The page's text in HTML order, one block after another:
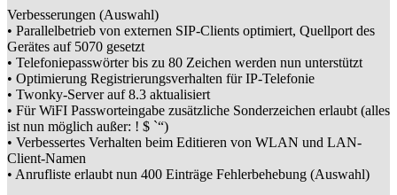
Verbesserungen (Auswahl)
• Parallelbetrieb von externen SIP-Clients optimiert, Quellport des
Gerätes auf 5070 gesetzt
• Telefoniepasswörter bis zu 80 Zeichen werden nun unterstützt
• Optimierung Registrierungsverhalten für IP-Telefonie
• Twonky-Server auf 8.3 aktualisiert
• Für WiFI Passworteingabe zusätzliche Sonderzeichen erlaubt (alles
ist nun möglich außer: ! $ `“)
• Verbessertes Verhalten beim Editieren von WLAN und LAN-
Client-Namen
• Anrufliste erlaubt nun 400 Einträge Fehlerbehebung (Auswahl)